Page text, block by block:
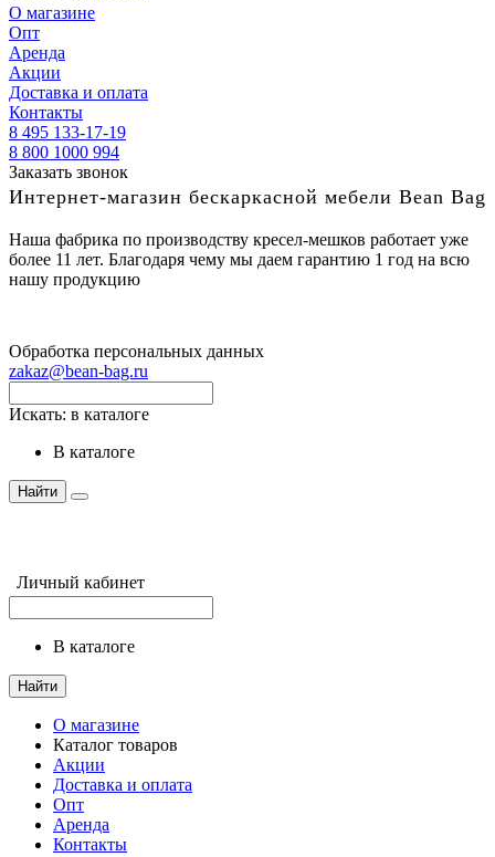
О магазине
Опт
Аренда
Акции
Доставка и оплата
Контакты
8 495 133-17-19
8 800 1000 994
Заказать звонок
Интернет-магазин бескаркасной мебели Bean Bag
Наша фабрика по производству кресел-мешков работает уже
более 11 лет. Благодаря чему мы даем гарантию 1 год на всю
нашу продукцию
Обработка персональных данных
zakaz@bean-bag.ru
Искать: в каталоге
в каталоге
Найти
Личный кабинет
в каталоге
Найти
О магазине
Каталог товаров
Акции
Доставка и оплата
Опт
Аренда
Контакты